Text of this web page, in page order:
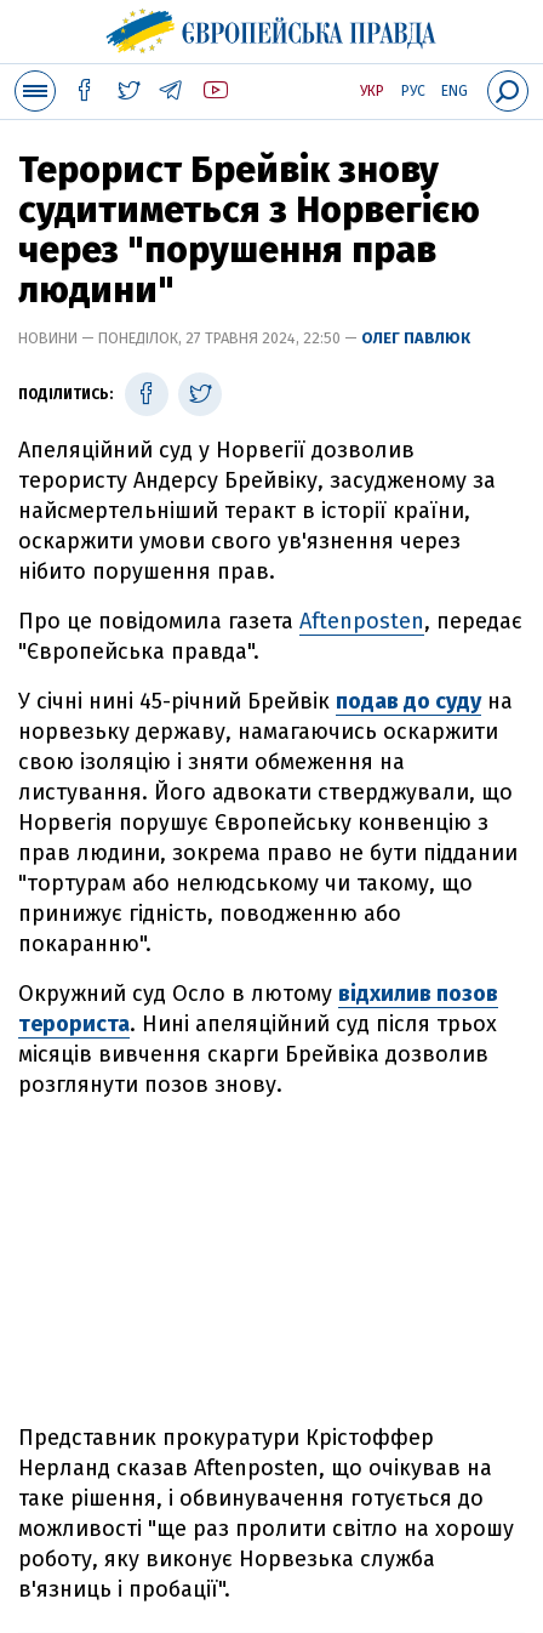
УКР РУС ENG
Терорист Брейвік знову
судитиметься з Норвегією
через "порушення прав
людини"
НОВИНИ — ПОНЕДІЛОК, 27 ТРАВНЯ 2024, 22:50 — ОЛЕГ ПАВЛЮК
ПОДІЛИТИСЬ:
Апеляційний суд у Норвегії дозволив
терористу Андерсу Брейвіку, засудженому за
найсмертельніший теракт в історії країни,
оскаржити умови свого ув'язнення через
нібито порушення прав.
Про це повідомила газета Aftenposten, передає
"Європейська правда".
У січні нині 45-річний Брейвік подав до судуна
норвезьку державу, намагаючись оскаржити
свою ізоляцію і зняти обмеження на
листування. Його адвокати стверджували, що
Норвегія порушує Європейську конвенцію з
прав людини, зокрема право не бути піддании
"тортурам або нелюдському чи такому, що
принижує гідність, поводженню або
покаранню".
Окружний суд Осло в лютому відхилив позов
терориста. Нині апеляційний суд після трьох
місяців вивчення скарги Брейвіка дозволив
розглянути позов знову.
Представник прокуратури Крістоффер
Нерланд сказав Aftenposten, що очікував на
таке рішення, і обвинувачення готується до
можливості "ще раз пролити світло на хорошу
роботу, яку виконує Норвезька служба
в'язниць і пробації".